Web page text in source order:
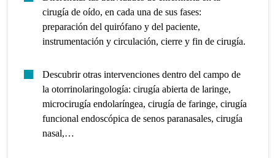
cirugía de oído, en cada una de sus fases:
preparación del quirófano y del paciente,
instrumentación y circulación, cierre y fin de cirugía.
Descubrir otras intervenciones dentro del campo de
la otorrinolaringología: cirugía abierta de laringe,
microcirugía endolaríngea, cirugía de faringe, cirugía
funcional endoscópica de senos paranasales, cirugía
nasal,…